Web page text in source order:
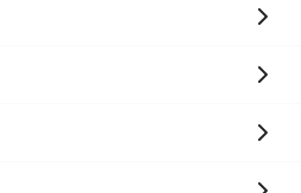
届けいたします。